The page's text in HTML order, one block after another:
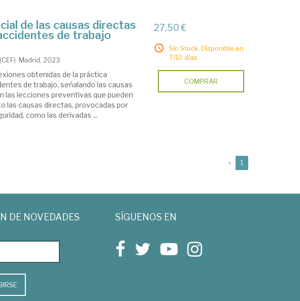
de las causas directas
de trabajo
Madrid, 2023
obtenidas de la práctica
de trabajo, señalando las causas
las lecciones preventivas que pueden
las causas directas, provocadas por
como las derivadas ...
27,50 €
Sin Stock. Disponible en
7/10 días.
COMPRAR
« 1
DE NOVEDADES SÍGUENOS EN